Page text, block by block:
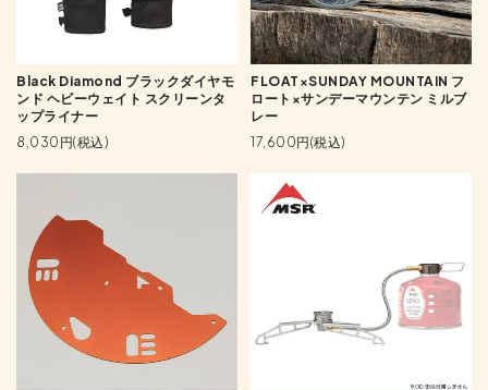
Black Diamond ブラックダイヤモ
ンド ヘビーウェイト スクリーンタ
ップライナー
8,030円(税込)
FLOAT×SUNDAY MOUNTAIN フ
ロート×サンデーマウンテン ミルブ
レー
17,600円(税込)